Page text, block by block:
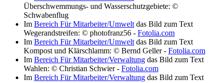
Überschwemmungs- und Wasserschutzgebiete: ©
Schwabenflug
Im Bereich Für Mitarbeiter/Umwelt das Bild zum Text
Wegerandstreifen: © photofranz56 - Fotolia.com
Im Bereich Für Mitarbeiter/Umwelt das Bild zum Text
Kompost und Klärschlamm: © Bernd Geller - Fotolia.com
Im Bereich Für Mitarbeiter/Verwaltung das Bild zum Text
Wahlen: © Christian Schwier - Fotolia.com
Im Bereich Für Mitarbeiter/Verwaltung das Bild zum Text